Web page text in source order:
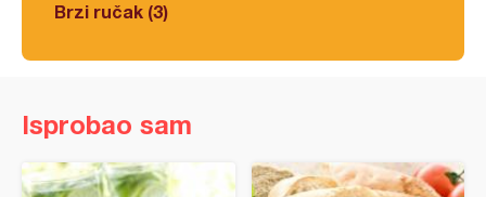
Brzi ručak (3)
Isprobao sam